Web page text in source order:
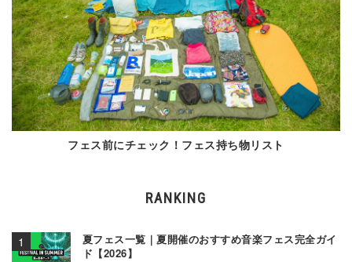
フェス前にチェック！フェス持ち物リスト
RANKING
夏フェス一覧｜夏開催のおすすめ音楽フェス完全ガイ
ド【2026】